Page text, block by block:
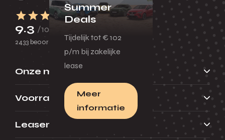
Summer
Deals
Tijdelijk tot € 102
p/m bij zakelijke
lease
Meer
informatie
9.3 /10
2433 beoordelingen
Onze merken
Voorraad
Leasen